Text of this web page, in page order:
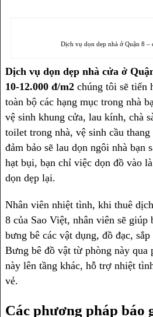
Dịch vụ dọn dẹp nhà ở Quận 8 –
Dịch vụ dọn dẹp nhà cửa ở
10-12.000 đ/m2chúng tôi sẽ tiến
toàn bộ các hạng mục trong nhà
vệ sinh khung cửa, lau kính, chà
toilet trong nhà, vệ sinh cầu
đảm bảo sẽ lau dọn ngôi nhà bạn
hạt bụi, bạn chỉ việc dọn đồ vào
dọn dẹp lại.
Nhân viên nhiệt tình, khi thuê
8 của Sao Việt, nhân viên sẽ giúp
bưng bê các vật dụng, đồ đạc,
Bưng bê đồ vật từ phòng này qua
này lên tầng khác, hỗ trợ nhiệt
vẻ.
Các phương pháp báo